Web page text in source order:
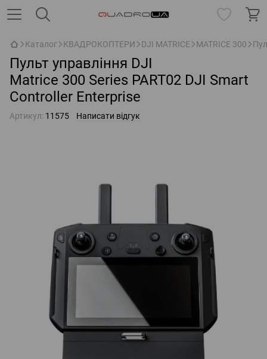
Каталог КВАДРОКОПТЕРИ DJI MATRICE MATRICE 300
Пульт управління DJI
Matrice 300 Series PART02 DJI Smart
Controller Enterprise
Артикул: 11575 Написати відгук